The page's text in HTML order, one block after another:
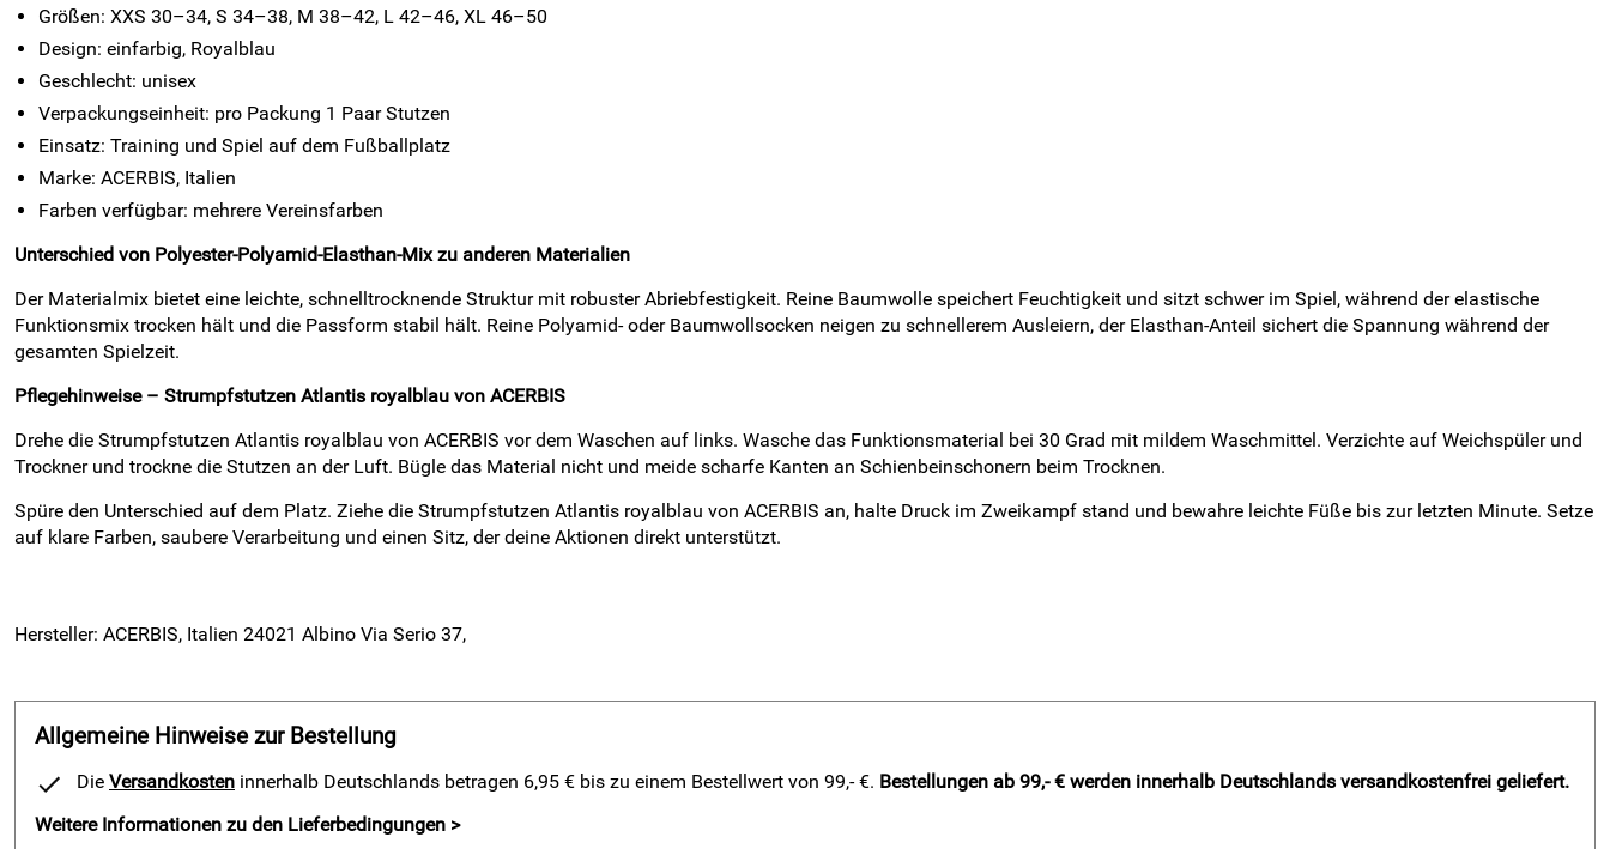
Größen: XXS 30–34, S 34–38, M 38–42, L 42–46, XL 46–50
Design: einfarbig, Royalblau
Geschlecht: unisex
Verpackungseinheit: pro Packung 1 Paar Stutzen
Einsatz: Training und Spiel auf dem Fußballplatz
Marke: ACERBIS, Italien
Farben verfügbar: mehrere Vereinsfarben
Unterschied von Polyester-Polyamid-Elasthan-Mix zu anderen Materialien
Der Materialmix bietet eine leichte, schnelltrocknende Struktur mit robuster Abriebfestigkeit. Reine Baumwolle speichert Feuchtigkeit und sitzt schwer im Spiel, während der elastische
Funktionsmix trocken hält und die Passform stabil hält. Reine Polyamid- oder Baumwollsocken neigen zu schnellerem Ausleiern, der Elasthan-Anteil sichert die Spannung während der
gesamten Spielzeit.
Pflegehinweise – Strumpfstutzen Atlantis royalblau von ACERBIS
Drehe die Strumpfstutzen Atlantis royalblau von ACERBIS vor dem Waschen auf links. Wasche das Funktionsmaterial bei 30 Grad mit mildem Waschmittel. Verzichte auf Weichspüler und
Trockner und trockne die Stutzen an der Luft. Bügle das Material nicht und meide scharfe Kanten an Schienbeinschonern beim Trocknen.
Spüre den Unterschied auf dem Platz. Ziehe die Strumpfstutzen Atlantis royalblau von ACERBIS an, halte Druck im Zweikampf stand und bewahre leichte Füße bis zur letzten Minute. Setze
auf klare Farben, saubere Verarbeitung und einen Sitz, der deine Aktionen direkt unterstützt.
Hersteller: ACERBIS, Italien 24021 Albino Via Serio 37,
Allgemeine Hinweise zur Bestellung
Die Versandkosten innerhalb Deutschlands betragen 6,95 € bis zu einem Bestellwert von 99,- €. Bestellungen ab 99,- € werden innerhalb Deutschlands versandkostenfrei geliefert.
Weitere Informationen zu den Lieferbedingungen >